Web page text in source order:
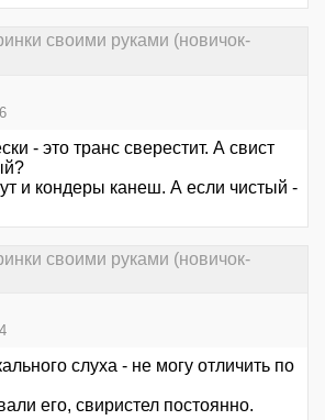
своими руками (новичок-
- это транс сверестит. А свист
и кондеры канеш. А если чистый -
своими руками (новичок-
слуха - не могу отличить по
его, свиристел постоянно.